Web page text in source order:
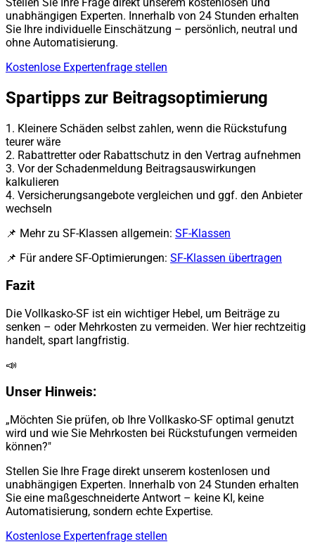
Stellen Sie Ihre Frage direkt unserem kostenlosen und
unabhängigen Experten. Innerhalb von 24 Stunden erhalten
Sie Ihre individuelle Einschätzung – persönlich, neutral und
ohne Automatisierung.
Kostenlose Expertenfrage stellen
Spartipps zur Beitragsoptimierung
1. Kleinere Schäden selbst zahlen, wenn die Rückstufung
teurer wäre
2. Rabattretter oder Rabattschutz in den Vertrag aufnehmen
3. Vor der Schadenmeldung Beitragsauswirkungen
kalkulieren
4. Versicherungsangebote vergleichen und ggf. den Anbieter
wechseln
📌 Mehr zu SF-Klassen allgemein: SF-Klassen
📌 Für andere SF-Optimierungen: SF-Klassen übertragen
Fazit
Die Vollkasko-SF ist ein wichtiger Hebel, um Beiträge zu
senken – oder Mehrkosten zu vermeiden. Wer hier rechtzeitig
handelt, spart langfristig.
📣
Unser Hinweis:
„Möchten Sie prüfen, ob Ihre Vollkasko-SF optimal genutzt
wird und wie Sie Mehrkosten bei Rückstufungen vermeiden
können?"
Stellen Sie Ihre Frage direkt unserem kostenlosen und
unabhängigen Experten. Innerhalb von 24 Stunden erhalten
Sie eine maßgeschneiderte Antwort – keine KI, keine
Automatisierung, sondern echte Expertise.
Kostenlose Expertenfrage stellen